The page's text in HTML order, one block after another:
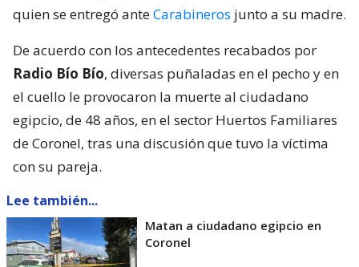
quien se entregó anteCarabineros junto a su madre.
De acuerdo con los antecedentes recabados por
Radio Bío Bío, diversas puñaladas en el pecho y en
el cuello le provocaron la muerte al ciudadano
egipcio, de 48 años, en el sector Huertos Familiares
de Coronel, tras una discusión que tuvo la víctima
con su pareja.
Lee también...
Matan a ciudadano egipcio en
Coronel